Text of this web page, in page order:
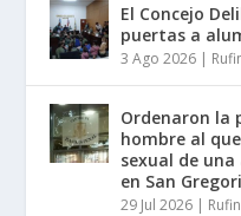
El Concejo
puertas a
3 Ago 2026 |
Ordenaron la
hombre al
sexual de
en San
29 Jul 2026 |